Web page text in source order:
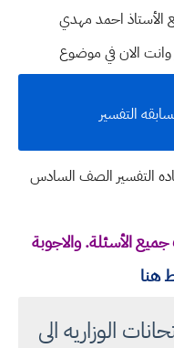
الأستاذ احمد مهدي
الان في موضوع
التفسير
التفسير الصف السادس
الأسئلة. والاجوبة
هنا
الوزاريه الى